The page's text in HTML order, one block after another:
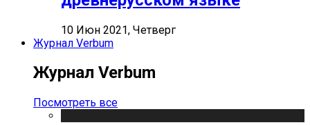
10 Июн 2021, Четверг
Журнал Verbum
Журнал Verbum
Посмотреть все